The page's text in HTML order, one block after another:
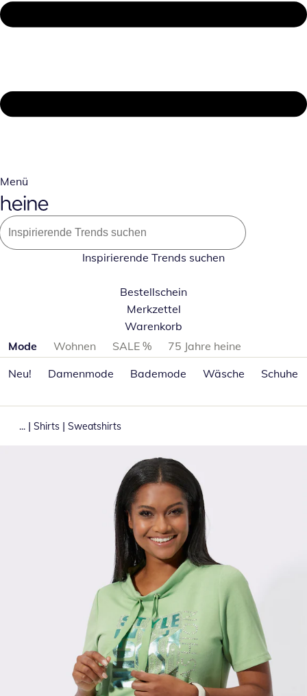
Menü
Inspirierende Trends suchen
Bestellschein
Merkzettel
Warenkorb
Produktkategorien überspringen
Mode Wohnen SALE %
75 Jahre heine
Neu!
Damenmode Bademode Wäsche Schuhe
... | Shirts | Sweatshirts